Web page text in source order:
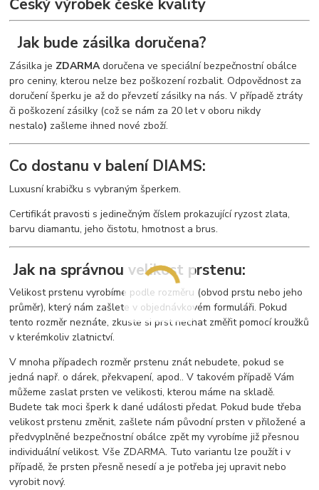
Český výrobek české kvality
Jak bude zásilka doručena?
Zásilka je ZDARMAdoručena ve speciální bezpečnostní obálce
pro ceniny, kterou nelze bez poškození rozbalit. Odpovědnost za
doručení šperku je až do převzetí zásilky na nás. V případě ztráty
či poškození zásilky (což se nám za 20 let v oboru nikdy
nestalo) zašleme ihned nové zboží.
Co dostanu v balení DIAMS:
Luxusní krabičku s vybraným šperkem.
Certifikát pravosti s jedinečným číslem prokazující ryzost zlata,
barvu diamantu, jeho čistotu, hmotnost a brus.
Jak na správnou velikost prstenu:
Velikost prstenu vyrobíme podle rozměru (obvod prstu nebo jeho
průměr), který nám zašlete v objednávkovém formuláři. Pokud
tento rozměr neznáte, zkuste si prst nechat změřit pomocí kroužků
v kterémkoliv zlatnictví.
V mnoha případech rozměr prstenu znát nebudete, pokud se
jedná např. o dárek, překvapení, apod.. V takovém případě Vám
můžeme zaslat prsten ve velikosti, kterou máme na skladě.
Budete tak moci šperk k dané události předat. Pokud bude třeba
velikost prstenu změnit, zašlete nám původní prsten v přiložené a
předvyplněné bezpečnostní obálce zpět my vyrobíme již přesnou
individuální velikost. Vše ZDARMA. Tuto variantu lze použít i v
případě, že prsten přesně nesedí a je potřeba jej upravit nebo
vyrobit nový.